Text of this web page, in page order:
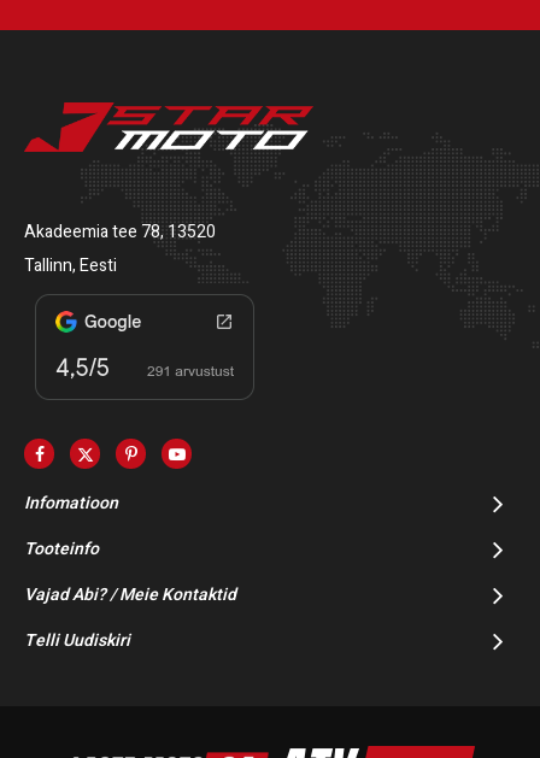
Akadeemia tee 78, 13520
Tallinn, Eesti
Infomatioon
Tooteinfo
Vajad Abi? / Meie Kontaktid
Telli Uudiskiri